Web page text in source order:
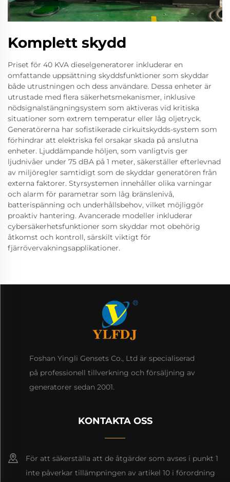
Komplett skydd
Priset för 40 KVA dieselgeneratorer inkluderar en
omfattande uppsättning skyddsfunktioner som skyddar
både utrustningen och dess användare. Dessa enheter är
utrustade med flera säkerhetsmekanismer, inklusive
nödsignalstängningsystem som aktiveras vid kritiska
situationer som extrem temperatur eller låg oljetryck.
Generatörerna har sofistikerade cirkuitskydds-system som
förhindrar att elektriska fel orsakar skada på anslutna
enheter. Ljuddämpande höljen, som vanligtvis ger
ljudnivåer under 75 dBA på 1 meter, säkerställer efterlevnad
av miljöregler samtidigt som de skyddar generatören från
externa faktorer. Styrsystemen innehåller olika varningar
och alarm för parametrar som låg bränslenivå,
batterispänning och underhållsbehov, vilket möjliggör
proaktiv hantering. Avancerade modeller inkluderar
cybersäkerhetsfunktioner som skyddar mot obehörig
åtkomst och kontroll, särskilt viktigt för
fjärrövervakningsapplikationer.
Foshan Yingli Gensets Co., Ltd är specialiserad
på professionell tillverkning och försäljning av
generatorer sedan 2001.
KONTAKTA OSS
För att säkerställa att de åtgärder som avses i punkt 1
inte påverkar tillämpningen av artikel 10 i förordning